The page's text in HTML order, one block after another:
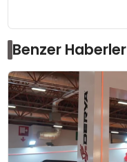
Benzer Haberler